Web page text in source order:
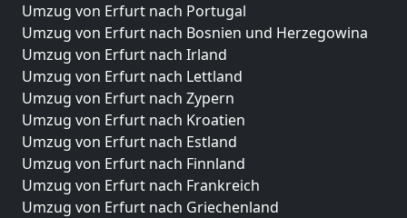
Umzug von Erfurt nach Portugal
Umzug von Erfurt nach Bosnien und Herzegowina
Umzug von Erfurt nach Irland
Umzug von Erfurt nach Lettland
Umzug von Erfurt nach Zypern
Umzug von Erfurt nach Kroatien
Umzug von Erfurt nach Estland
Umzug von Erfurt nach Finnland
Umzug von Erfurt nach Frankreich
Umzug von Erfurt nach Griechenland